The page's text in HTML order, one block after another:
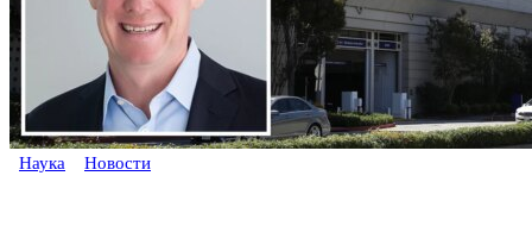
Наука Новости